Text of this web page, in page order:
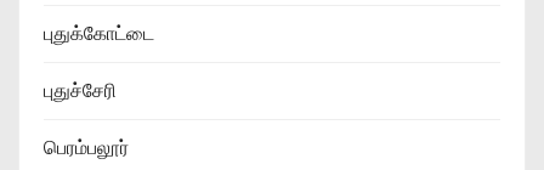
புதுக்கோட்டை
புதுச்சேரி
பெரம்பலூர்